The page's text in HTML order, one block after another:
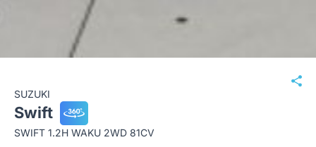
SUZUKI
Swift
SWIFT 1.2H WAKU 2WD 81CV